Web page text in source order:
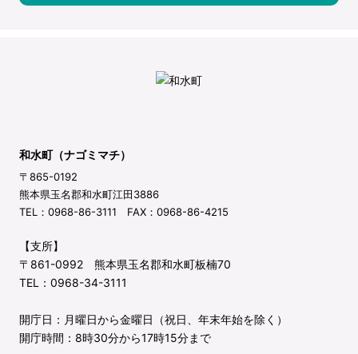
和水町（ナゴミマチ）
〒865-0192
熊本県玉名郡和水町江田3886
TEL：0968-86-3111 FAX：0968-86-4215
【支所】
〒861-0992 熊本県玉名郡和水町板楠70
TEL：0968-34-3111
開庁日：月曜日から金曜日（祝日、年末年始を除く）
開庁時間：8時30分から17時15分まで